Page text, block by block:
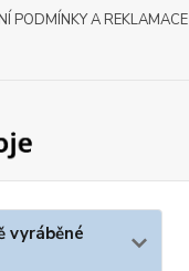
PODMÍNKY A REKLAMACE
vyráběné